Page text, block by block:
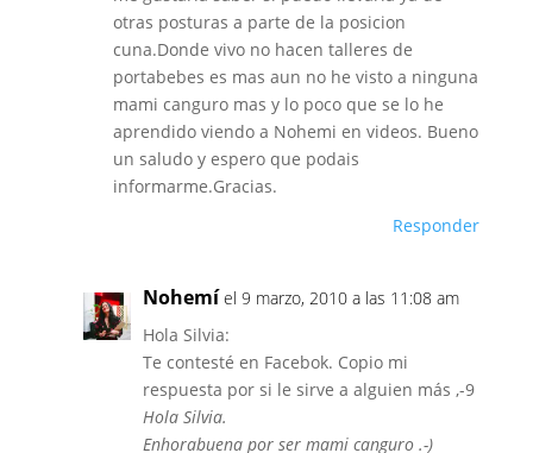
otras posturas a parte de la posicion
cuna.Donde vivo no hacen talleres de
portabebes es mas aun no he visto a ninguna
mami canguro mas y lo poco que se lo he
aprendido viendo a Nohemi en videos. Bueno
un saludo y espero que podais
informarme.Gracias.
Responder
Nohemí el 9 marzo, 2010 a las 11:08 am
Hola Silvia:
Te contesté en Facebok. Copio mi
respuesta por si le sirve a alguien más ,-9
Hola Silvia.
Enhorabuena por ser mami canguro .-)